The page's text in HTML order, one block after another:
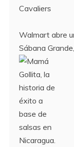
Cavaliers
Walmart abre
Sábana